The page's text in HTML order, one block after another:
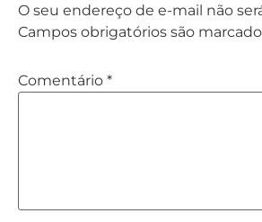
O seu endereço de e-mail não
Campos obrigatórios são
Comentário *